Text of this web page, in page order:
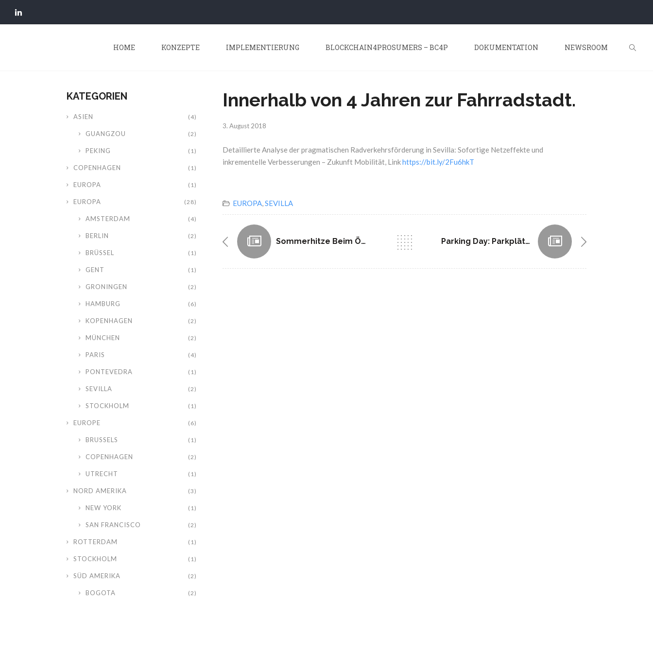
HOME KONZEPTE IMPLEMENTIERUNG BLOCKCHAIN4PROSUMERS – BC4P DOKUMENTATION NEWSROOM
KATEGORIEN
ASIEN (4)
GUANGZOU (2)
PEKING (1)
COPENHAGEN (1)
EUROPA (1)
EUROPA (28)
AMSTERDAM (4)
BERLIN (2)
BRÜSSEL (1)
GENT (1)
GRONINGEN (2)
HAMBURG (6)
KOPENHAGEN (2)
MÜNCHEN (2)
PARIS (4)
PONTEVEDRA (1)
SEVILLA (2)
STOCKHOLM (1)
EUROPE (6)
BRUSSELS (1)
COPENHAGEN (2)
UTRECHT (1)
NORD AMERIKA (3)
NEW YORK (1)
SAN FRANCISCO (2)
ROTTERDAM (1)
STOCKHOLM (1)
SÜD AMERIKA (2)
BOGOTA (2)
Innerhalb von 4 Jahren zur Fahrradstadt.
3. August 2018
Detaillierte Analyse der pragmatischen Radverkehrsförderung in Sevilla: Sofortige Netzeffekte und
inkrementelle Verbesserungen – Zukunft Mobilität, Linkhttps://bit.ly/2Fu6hkT
EUROPA,SEVILLA
Sommerhitze Beim ÖPNV Parking Day: Parkplätze In Hamburg Werden Heute Zu Grünen Inseln.